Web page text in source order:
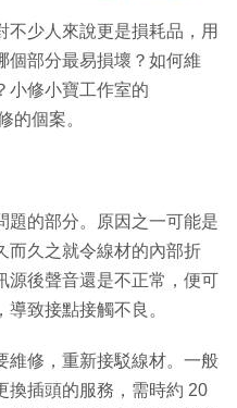
不少人來說更是損耗品，用
個部分最易損壞？如何維
小修小寶工作室的
的個案。
題的部分。原因之一可能是
而久之就令線材的內部折
源後聲音還是不正常，便可
致接點接觸不良。
維修，重新接駁線材。一般
換插頭的服務，需時約 20